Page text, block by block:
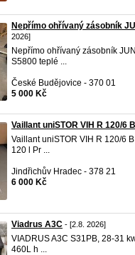
Nepřímo ohřívaný zásobník
2026]
Nepřímo ohřívaný zásobník
S5800 teplé ...
České Budějovice - 370 01
5 000 Kč
Vaillant uniSTOR VIH R 120/6
Vaillant uniSTOR VIH R 120/6
120 l Pr ...
Jindřichův Hradec - 378 21
6 000 Kč
Viadrus A3C - [2.8. 2026]
VIADRUS A3C S31PB, 28-31
460L h ...